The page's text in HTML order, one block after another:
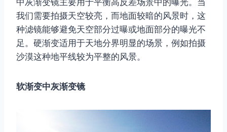
中灰渐变镜主要用于平衡高反差场景中的曝光。当
我们需要拍摄天空较亮，而地面较暗的风景时，这
种滤镜能够避免天空部分过曝或地面部分的曝光不
足。硬渐变适用于天地分界明显的场景，例如拍摄
沙漠这种地平线较为平整的风景。
软渐变中灰渐变镜